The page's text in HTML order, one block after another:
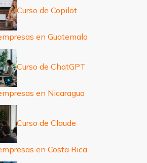
Curso de Copilot
en Guatemala
Curso de ChatGPT
en Nicaragua
Curso de Claude
en Costa Rica